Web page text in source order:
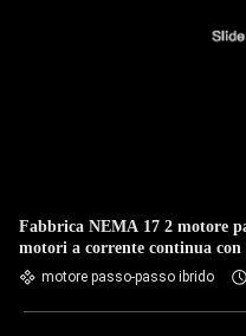
Fabbrica NEMA 17 2 motore
motori a corrente continua
motore passo-passo ibrido